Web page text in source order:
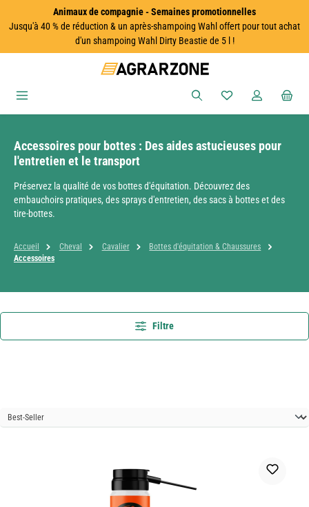
Passer au contenu principalAnimaux de compagnie - Semaines promotionnelles
Jusqu'à 40 % de réduction & un après-shampoing Wahl offert pour tout achat
d'un shampoing Wahl Dirty Beastie de 5 l !
Vous avez 0
Accessoires pour bottes : Des aides astucieuses pour
l'entretien et le transport
Préservez la qualité de vos bottes d'équitation. Découvrez des
embauchoirs pratiques, des sprays d'entretien, des sacs à bottes et des
tire-bottes.
Accueil Cheval Cavalier
Bottes d'équitation & Chaussures
Accessoires
Filtre